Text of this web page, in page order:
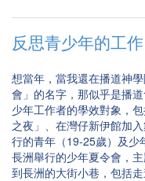
反思青少年的工作
想當年，當我還在播道神
會」的名字，那似乎是播
少年工作者的學效對象，
之夜」、在灣仔新伊館加
行的青年（19-25歲）及少
長洲舉行的少年夏令會，
到長洲的大街小巷，包括